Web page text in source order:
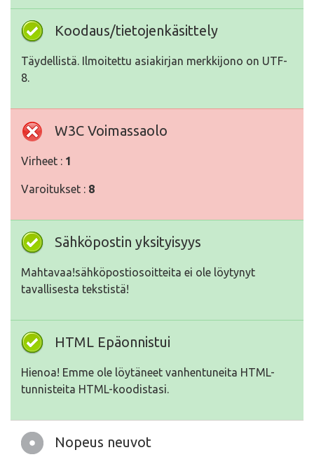
Koodaus/tietojenkäsittely
Täydellistä. Ilmoitettu asiakirjan merkkijono on UTF-
8.
W3C Voimassaolo
Virheet : 1
Varoitukset : 8
Sähköpostin yksityisyys
Mahtavaa!sähköpostiosoitteita ei ole löytynyt
tavallisesta tekstistä!
HTML Epäonnistui
Hienoa! Emme ole löytäneet vanhentuneita HTML-
tunnisteita HTML-koodistasi.
Nopeus neuvot